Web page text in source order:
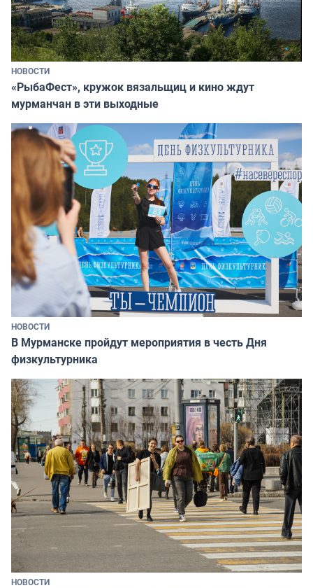
НОВОСТИ
«РыбаФест», кружок вязальщиц и кино ждут
мурманчан в эти выходные
НОВОСТИ
В Мурманске пройдут мероприятия в честь Дня
физкультурника
НОВОСТИ